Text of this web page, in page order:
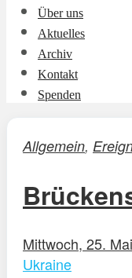
Über uns
Aktuelles
Archiv
Kontakt
Spenden
Allgemein,
Mittwoch, 25.
Ukraine